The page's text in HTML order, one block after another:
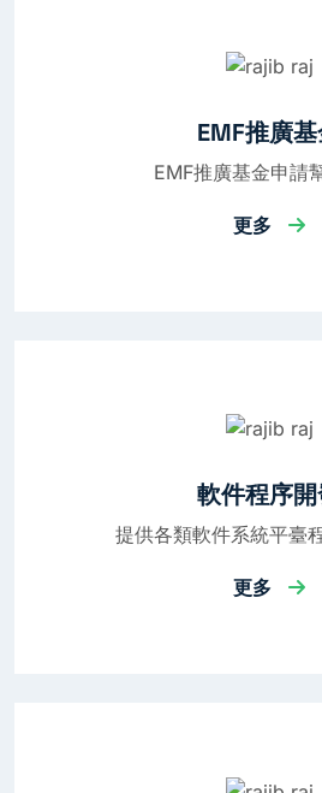
EMF推廣
EMF推廣基金申請
更多
軟件程序
提供各類軟件系統平臺
更多